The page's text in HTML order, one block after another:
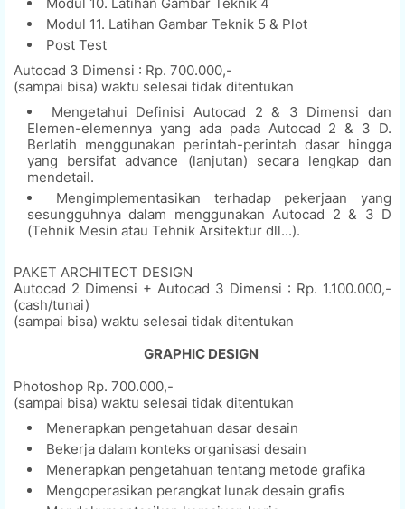
Modul 11. Latihan Gambar Teknik 5 & Plot
Post Test
Autocad 3 Dimensi : Rp. 700.000,-
(sampai bisa) waktu selesai tidak ditentukan
Mengetahui Definisi Autocad 2 & 3 Dimensi dan
Elemen-elemennya yang ada pada Autocad 2 & 3 D.
Berlatih menggunakan perintah-perintah dasar hingga
yang bersifat advance (lanjutan) secara lengkap dan
mendetail.
Mengimplementasikan terhadap pekerjaan yang
sesungguhnya dalam menggunakan Autocad 2 & 3 D
(Tehnik Mesin atau Tehnik Arsitektur dll...).
PAKET ARCHITECT DESIGN
Autocad 2 Dimensi + Autocad 3 Dimensi : Rp. 1.100.000,-
(cash/tunai)
(sampai bisa) waktu selesai tidak ditentukan
GRAPHIC DESIGN
Photoshop Rp. 700.000,-
(sampai bisa) waktu selesai tidak ditentukan
Menerapkan pengetahuan dasar desain
Bekerja dalam konteks organisasi desain
Menerapkan pengetahuan tentang metode grafika
Mengoperasikan perangkat lunak desain grafis